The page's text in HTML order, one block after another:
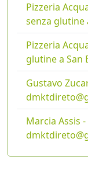
Pizzeria
senza glutine
Pizzeria
glutine a San
Gustavo
Marcia Assis